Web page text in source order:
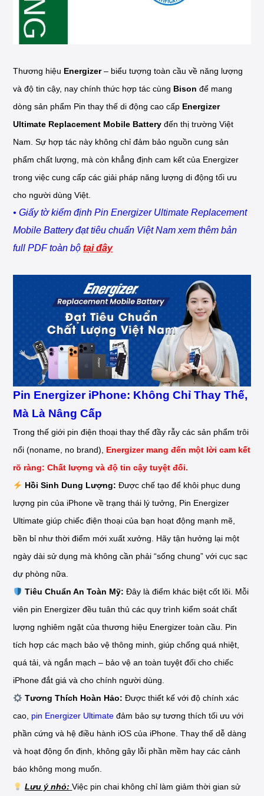
Thương hiệu Energizer– biểu tượng toàn cầu về năng lượng
và độ tin cậy, nay chính thức hợp tác cùng Bison để mang
dòng sản phẩm Pin thay thế di động cao cấp Energizer
Ultimate Replacement Mobile Battery đến thị trường Việt
Nam. Sự hợp tác này không chỉ đảm bảo nguồn cung sản
phẩm chất lượng, mà còn khẳng định cam kết của Energizer
trong việc cung cấp các giải pháp năng lượng di động tối ưu
cho người dùng Việt.
• Giấy tờ kiểm định Pin Energizer Ultimate Replacement
Mobile Battery đạt tiêu chuẩn Việt Nam xem thêm bản
full PDF toàn bộtại đây
Pin Energizer iPhone: Không Chỉ Thay Thế,
Mà Là Nâng Cấp
Trong thế giới pin điện thoại thay thế đầy rẫy các sản phẩm trôi
nổi (noname, no brand), Energizer mang đến một lời cam kết
rõ ràng: Chất lượng và độ tin cậy tuyệt đối.
Hồi Sinh Dung Lượng: Được chế tạo để khôi phục dung
lượng pin của iPhone về trạng thái lý tưởng, Pin Energizer
Ultimate giúp chiếc điện thoại của bạn hoạt động mạnh mẽ,
bền bỉ như thời điểm mới xuất xưởng. Hãy tận hưởng lại một
ngày dài sử dụng mà không cần phải “sống chung” với cục sạc
dự phòng nữa.
Tiêu Chuẩn An Toàn Mỹ: Đây là điểm khác biệt cốt lõi. Mỗi
viên pin Energizer đều tuân thủ các quy trình kiểm soát chất
lượng nghiêm ngặt của thương hiệu Energizer toàn cầu. Pin
tích hợp các mạch bảo vệ thông minh, giúp chống quá nhiệt,
quá tải, và ngắn mạch – bảo vệ an toàn tuyệt đối cho chiếc
iPhone đắt giá và cho chính người dùng.
Tương Thích Hoàn Hảo: Được thiết kế với độ chính xác
cao, pin Energizer Ultimate đảm bảo sự tương thích tối ưu với
phần cứng và hệ điều hành iOS của iPhone. Thay thế dễ dàng
và hoạt động ổn định, không gây lỗi phần mềm hay các cảnh
báo không mong muốn.
Lưu ý nhỏ: Việc pin chai không chỉ làm giảm thời gian sử